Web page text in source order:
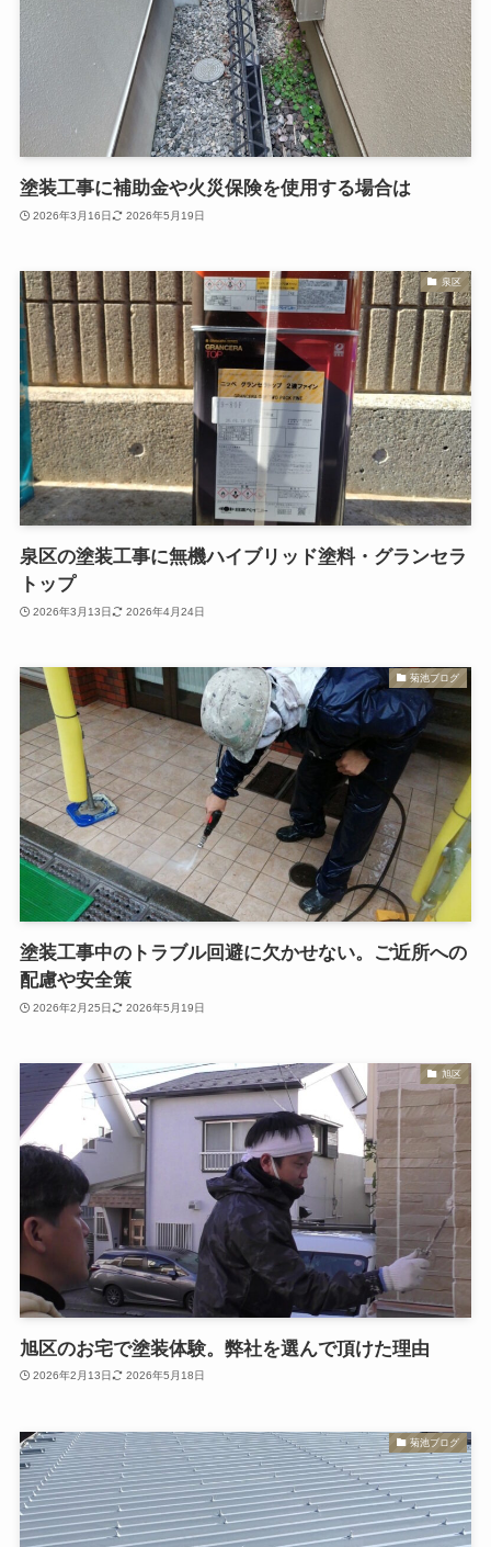
塗装工事に補助金や火災保険を使用する場合は
2026年3月16日 2026年5月19日
泉区
泉区の塗装工事に無機ハイブリッド塗料・グランセラ
トップ
2026年3月13日 2026年4月24日
菊池ブログ
塗装工事中のトラブル回避に欠かせない。ご近所への
配慮や安全策
2026年2月25日 2026年5月19日
旭区
旭区のお宅で塗装体験。弊社を選んで頂けた理由
2026年2月13日 2026年5月18日
菊池ブログ